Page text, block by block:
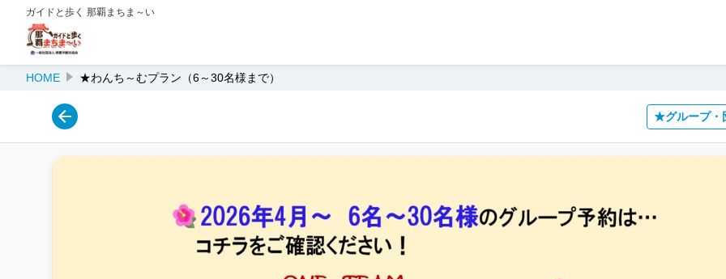
ガイドと歩く 那覇まちま～い
HOME ★わんち～むプラン（6～30名様まで）
★グループ・